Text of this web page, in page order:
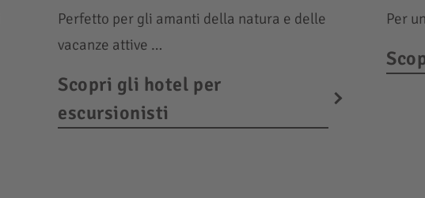
Perfetto per gli amanti della natura e delle
vacanze attive …
Scopri gli hotel per
escursionisti
Per